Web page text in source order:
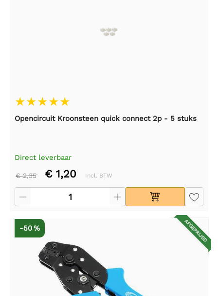
Opencircuit Kroonsteen quick connect 2p - 5 stuks
Direct leverbaar
€ 2,35 € 1,20 Incl. BTW
AFGEPRIJSD
-50 %